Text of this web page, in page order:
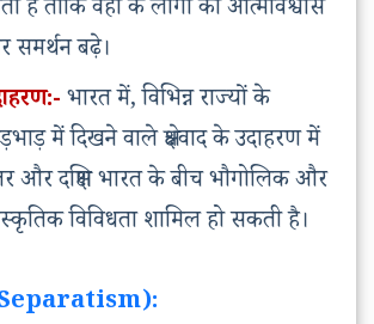
है ताकि वहाँ के लोगों का आत्मविश्वास
समर्थन बढ़े।
भारत में, विभिन्न राज्यों के
में दिखने वाले क्षेत्रवाद के उदाहरण में
और दक्षिण भारत के बीच भौगोलिक और
विविधता शामिल हो सकती है।